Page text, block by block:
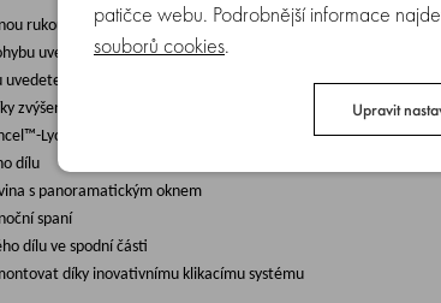
rukou
uvedete hluboký díl zpět do rozloženého stavu
hluboký díl do kompaktní placky
zvýšené poloze
Lyocell
dílu
s panoramatickým oknem
spaní
dílu ve spodní části
díky inovativnímu klikacímu systému
patičce webu. Podrobnější informace
souborů cookies.
Upravit